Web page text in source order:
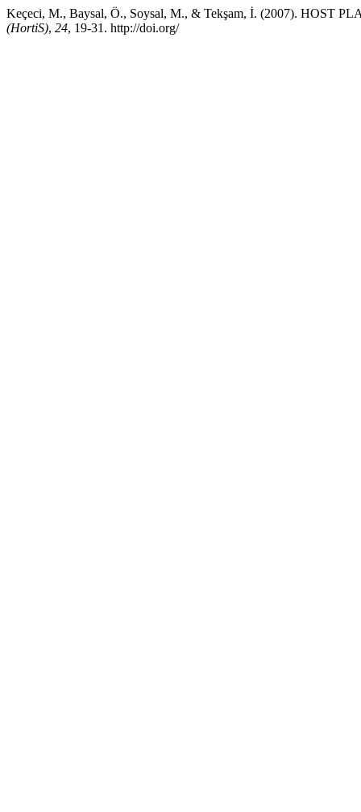
Keçeci, M., Baysal, Ö., Soysal, M., & Tekşam, İ. (2007). HOST
(HortiS), 24, 19-31. http://doi.org/